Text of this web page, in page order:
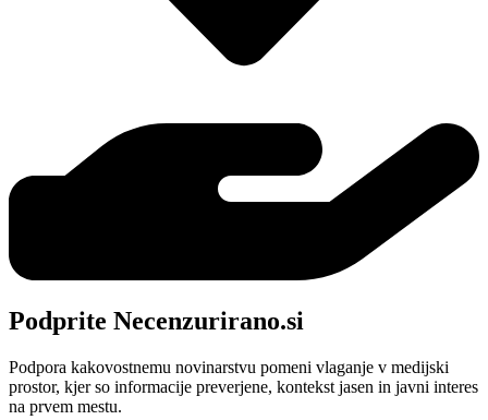
Podprite Necenzurirano.si
Podpora kakovostnemu novinarstvu pomeni vlaganje v medijski
prostor, kjer so informacije preverjene, kontekst jasen in javni interes
na prvem mestu.